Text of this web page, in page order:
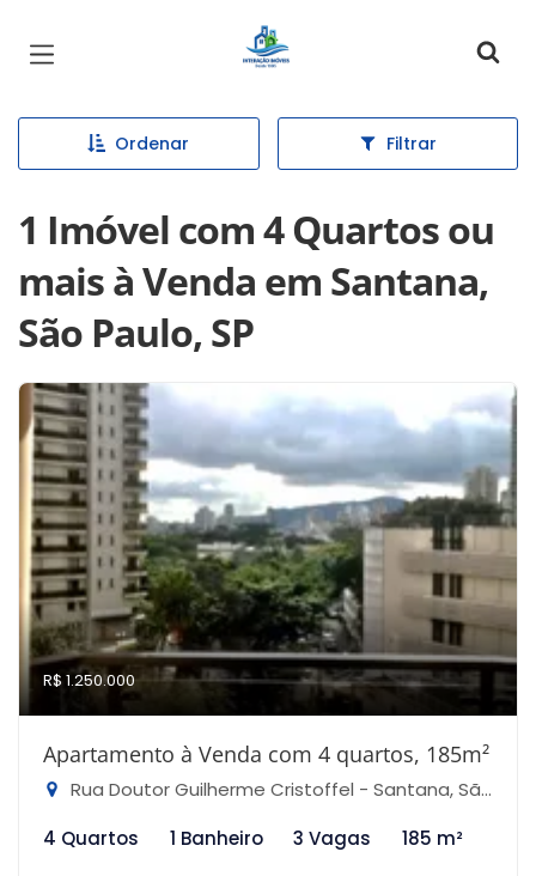
Página inicial
Ordenar Filtrar
1 Imóvel com 4 Quartos ou
mais à Venda em Santana,
São Paulo, SP
R$ 1.250.000
Apartamento à Venda com 4 quartos, 185m²
Rua Doutor Guilherme Cristoffel - Santana, São Paulo-SP
4 Quartos
1 Banheiro 3 Vagas 185 m²